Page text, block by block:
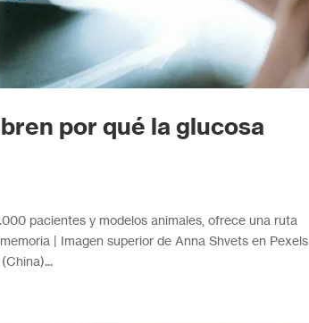
por qué la glucosa
pacientes y modelos animales, ofrece una ruta
| Imagen superior de Anna Shvets en Pexels